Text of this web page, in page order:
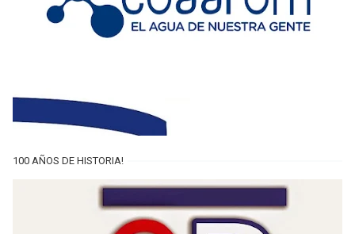
100 AÑOS DE HISTORIA!